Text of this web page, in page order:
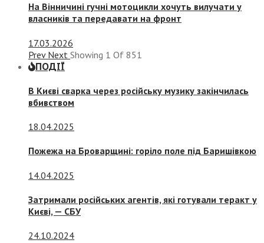
На Вінничині гучні мотоцикли хочуть вилучати у
власників та передавати на фронт
17.03.2026
Prev Next Showing 1 Of 851
ПОДІЇ
В Києві сварка через російську музику закінчилась
вбивством
18.04.2025
Пожежа на Броварщині: горіло поле під Баришівкою
14.04.2025
Затримали російських агентів, які готували теракт у
Києві, — СБУ
24.10.2024